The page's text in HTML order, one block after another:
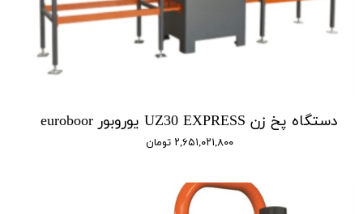
دستگاه پخ زن UZ30 EXPRESS یوروبور euroboor
۲,۶۵۱,۰۲۱,۸۰۰ تومان